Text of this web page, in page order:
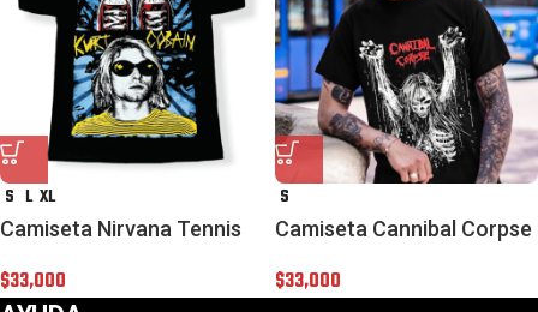
S L XL
Camiseta Nirvana Tennis
$33,000
S
Camiseta Cannibal Corpse
$33,000